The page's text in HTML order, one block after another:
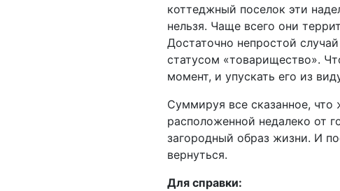
коттеджный поселок эти
нельзя. Чаще всего они
Достаточно непростой
статусом «товарищество».
момент, и упускать его из
Суммируя все сказанное, что
расположенной недалеко от
загородный образ жизни. И
вернуться.
Для справки: